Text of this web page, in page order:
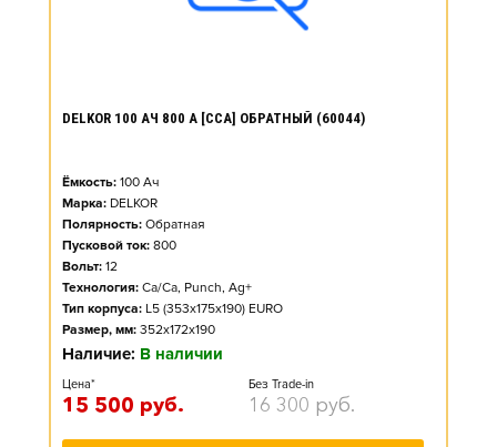
DELKOR 100 АЧ 800 А [CCA] ОБРАТНЫЙ (60044)
Ёмкость: 100 Ач
Марка: DELKOR
Полярность: Обратная
Пусковой ток: 800
Вольт: 12
Технология: Ca/Ca, Punch, Ag+
Тип корпуса: L5 (353x175x190) EURO
Размер, мм: 352x172x190
Наличие: В наличии
Цена*
15 500 руб.
Без Trade-in
16 300 руб.